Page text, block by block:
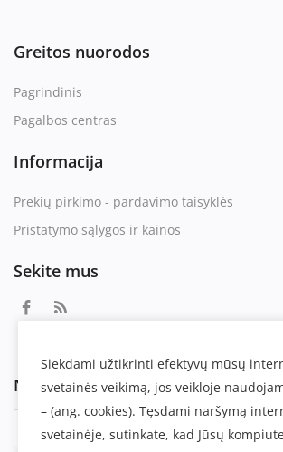
Greitos nuorodos
Pagrindinis
Pagalbos centras
Informacija
Prekių pirkimo - pardavimo taisyklės
Pristatymo sąlygos ir kainos
Sekite mus
Naujienlaiškis
Siekdami užtikrinti efektyvų mūsų
svetainės veikimą, jos veikloje
– (ang. cookies). Tęsdami naršymą
svetainėje, sutinkate, kad Jūsų